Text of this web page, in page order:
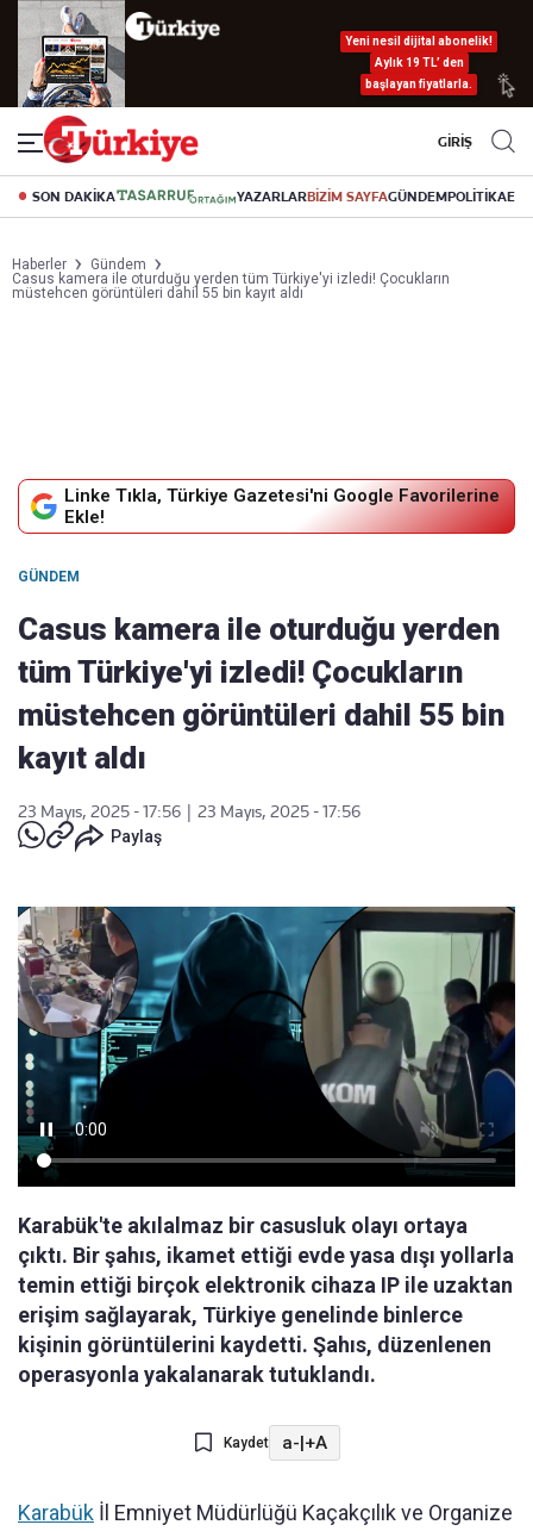
Yeni nesil dijital abonelik!
Aylık 19 TL’ den
başlayan fiyatlarla.
GİRİŞ
SON DAKİKA YAZARLARBİZİM SAYFAGÜNDEMPOLİTİKA
Haberler
Gündem
Casus kamera ile oturduğu yerden tüm Türkiye'yi izledi! Çocukların
müstehcen görüntüleri dahil 55 bin kayıt aldı
Linke Tıkla, Türkiye Gazetesi'ni Google Favorilerine
Ekle!
GÜNDEM
Casus kamera ile oturduğu yerden
tüm Türkiye'yi izledi! Çocukların
müstehcen görüntüleri dahil 55 bin
kayıt aldı
23 Mayıs, 2025 - 17:56
23 Mayıs, 2025 - 17:56
Paylaş
Karabük'te akılalmaz bir casusluk olayı ortaya
çıktı. Bir şahıs, ikamet ettiği evde yasa dışı yollarla
temin ettiği birçok elektronik cihaza IP ile uzaktan
erişim sağlayarak, Türkiye genelinde binlerce
kişinin görüntülerini kaydetti. Şahıs, düzenlenen
operasyonla yakalanarak tutuklandı.
Kaydet a-|+A
Karabük İl Emniyet Müdürlüğü Kaçakçılık ve Organize